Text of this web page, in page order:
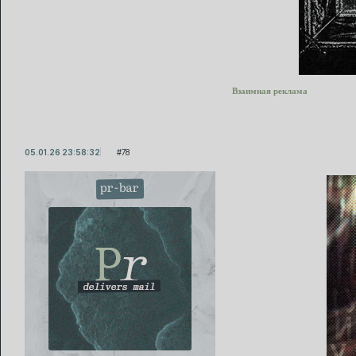
Взаимная реклама
78
05.01.26 23:58:32
pr-bar